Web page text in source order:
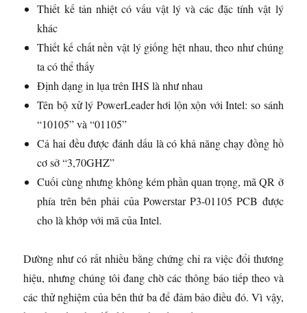
Thiết kế tản nhiệt có vấu vật lý và các đặc tính vật lý
khác
Thiết kế chất nền vật lý giống hệt nhau, theo như chúng
ta có thể thấy
Định dạng in lụa trên IHS là như nhau
Tên bộ xử lý PowerLeader hơi lộn xộn với Intel: so sánh
“10105” và “01105”
Cả hai đều được đánh dấu là có khả năng chạy đồng hồ
cơ sở “3,70GHZ”
Cuối cùng nhưng không kém phần quan trọng, mã QR ở
phía trên bên phải của Powerstar P3-01105 PCB được
cho là khớp với mã của Intel.
Dường như có rất nhiều bằng chứng chỉ ra việc đổi thương
hiệu, nhưng chúng tôi đang chờ các thông báo tiếp theo và
các thử nghiệm của bên thứ ba để đảm bảo điều đó. Vì vậy,